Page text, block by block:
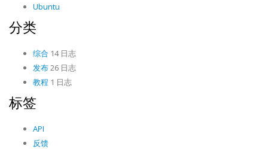
Ubuntu
分类
综合 14 日志
发布26 日志
教程 1 日志
标签
API
反馈